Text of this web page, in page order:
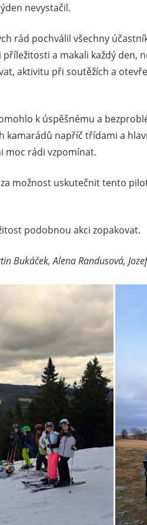
nevystačil.
rád pochválil všechny
příležitosti a makali každý den,
aktivitu při soutěžích a
k úspěšnému a
kamarádů napříč třídami a
moc rádi vzpomínat.
možnost uskutečnit tento
podobnou akci zopakovat.
Bukáček, Alena Randusová,